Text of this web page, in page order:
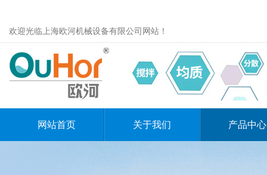
欢迎光临上海欧河机械设备有限公司网站！
网站首页 关于我们 产品中心